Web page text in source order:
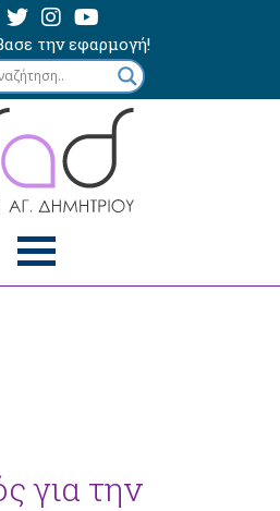
την εφαρμογή!
για την